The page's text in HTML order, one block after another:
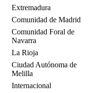
Extremadura
Comunidad de Madrid
Comunidad Foral de
Navarra
La Rioja
Ciudad Autónoma de
Melilla
Internacional